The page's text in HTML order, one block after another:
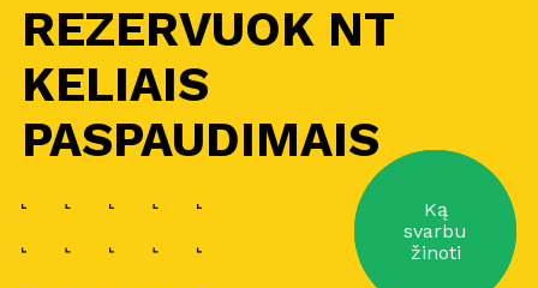
REZERVUOK NT
KELIAIS
PASPAUDIMAIS
Ką
svarbu
žinoti